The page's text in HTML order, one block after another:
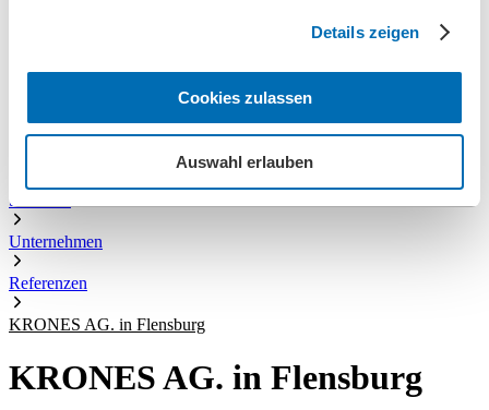
Details zeigen
Cookies zulassen
Auswahl erlauben
Kontakt
Startseite
Unternehmen
Referenzen
KRONES AG. in Flensburg
KRONES AG. in Flensburg